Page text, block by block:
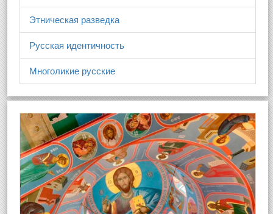
Этническая разведка
Русская идентичность
Многоликие русские